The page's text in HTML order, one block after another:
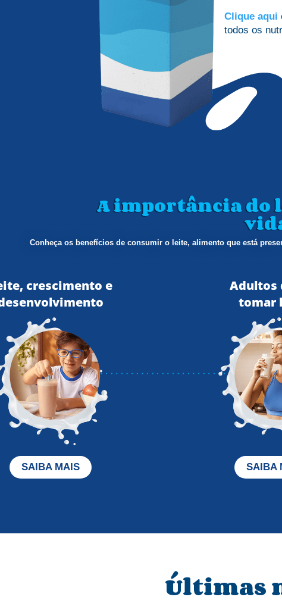
Clique aqui
todos os
A importância do
Conheça os benefícios de consumir o leite, alimento que está
crescimento e
SAIBA MAIS
Adultos
tomar
SAIBA
Últimas